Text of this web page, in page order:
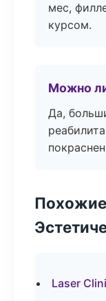
мес,
курсом.
Можно
Да,
Laser